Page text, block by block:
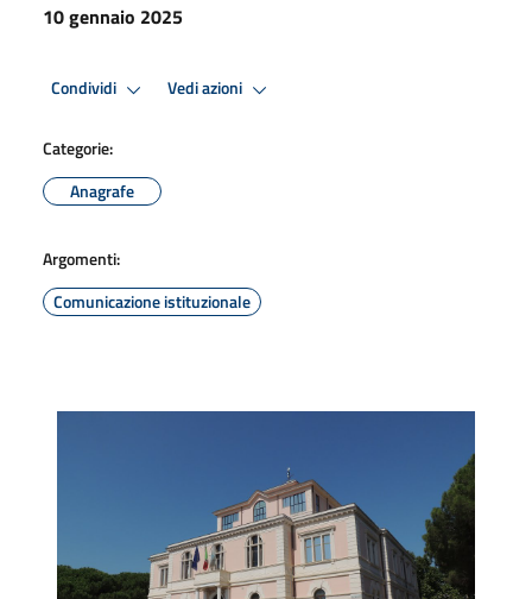
10 gennaio 2025
Condividi Vedi azioni
Categorie:
Anagrafe
Argomenti:
Comunicazione istituzionale